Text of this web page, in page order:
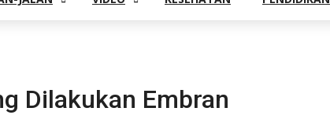
Dilakukan Embran